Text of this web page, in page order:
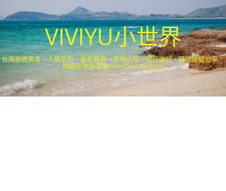
VIVIYU小世界
台灣旅遊美食、人氣景點、最新餐廳、各地小吃、旅行遊記、購物經驗分享．
桃園在地部落客(Taoyuan Blogger)